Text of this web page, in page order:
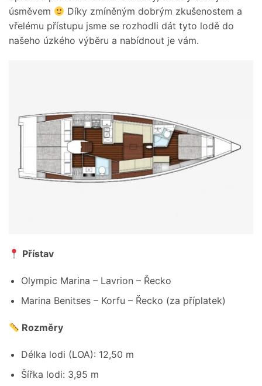
úsměvem
Díky zmíněným dobrým zkušenostem a
vřelému přístupu jsme se rozhodli dát tyto lodě do
našeho úzkého výběru a nabídnout je vám.
Přístav
Olympic Marina – Lavrion – Řecko
Marina Benitses – Korfu – Řecko (za příplatek)
Rozměry
Délka lodi (LOA): 12,50 m
Šířka lodi: 3,95 m